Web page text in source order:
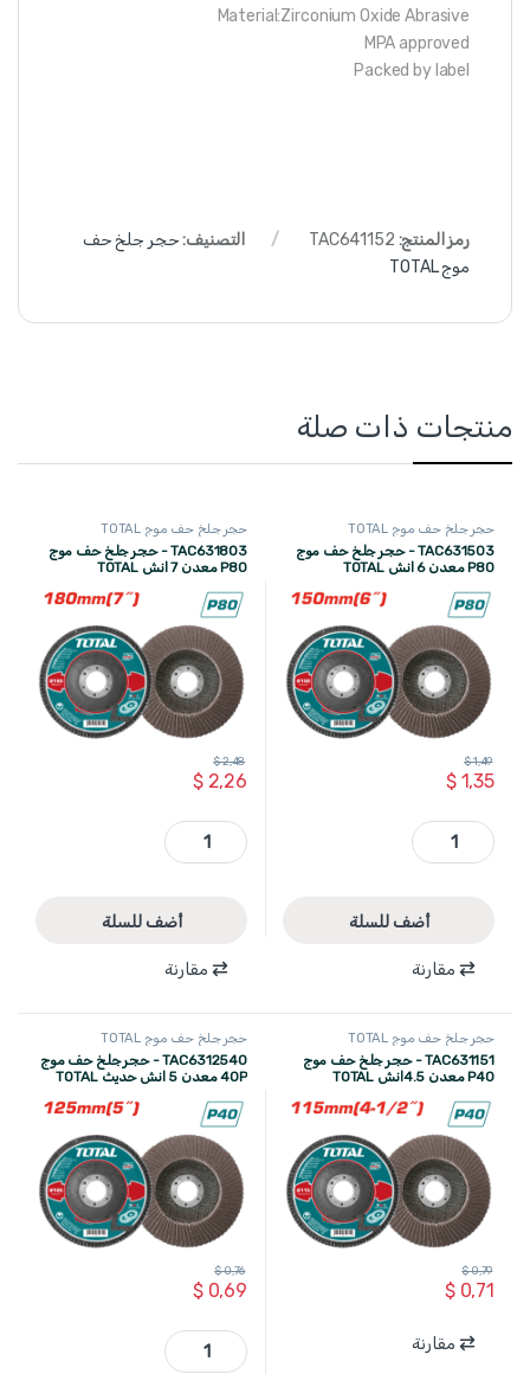
Material:Zirconium Oxide Abrasive
MPA approved
Packed by label
رمز المنتج: TAC641152 التصنيف:حجر جلخ حف
موج TOTAL
منتجات ذات صلة
حجر جلخ حف موج TOTAL
TAC631503 - حجر جلخ حف موج
P80 معدن 6 انش TOTAL
$1,35
$1,49
TAC631503 - حجر جلخ حف موج P80 معدن 6 انش TOTAL quantity
أضف للسلة
مقارنة
حجر جلخ حف موج TOTAL
TAC631803 - حجر جلخ حف موج
P80 معدن 7 انش TOTAL
$2,26
$2,48
TAC631803 - حجر جلخ حف موج P80 معدن 7 انش TOTAL quantity
أضف للسلة
مقارنة
حجر جلخ حف موج TOTAL
TAC631151 - حجر جلخ حف موج
P40 معدن 4.5انش TOTAL
$0,71
$0,79
مقارنة
حجر جلخ حف موج TOTAL
TAC6312540 - حجر جلخ حف موج
40P معدن 5 انش حديث TOTAL
$0,69
$0,76
TAC6312540 - حجر جلخ حف موج 40P معدن 5 انش حديث TOTAL quantity